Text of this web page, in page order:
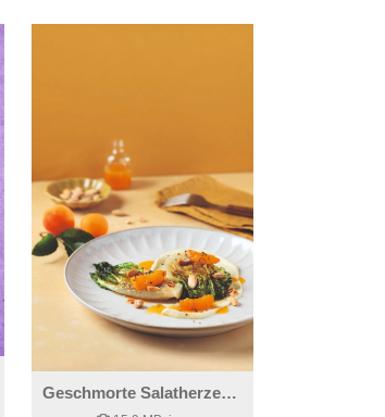
Geschmorte Salatherzen mit Marillen und Gewürzmandeln